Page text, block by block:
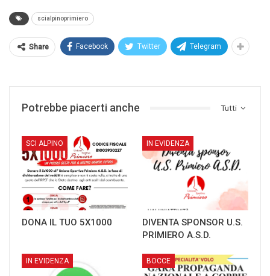
scialpinoprimiero
Share Facebook Twitter Telegram
Tutti
Potrebbe piacerti anche
SCI ALPINO
DONA IL TUO 5X1000
IN EVIDENZA
DIVENTA SPONSOR U.S.
PRIMIERO A.S.D.
IN EVIDENZA BOCCE